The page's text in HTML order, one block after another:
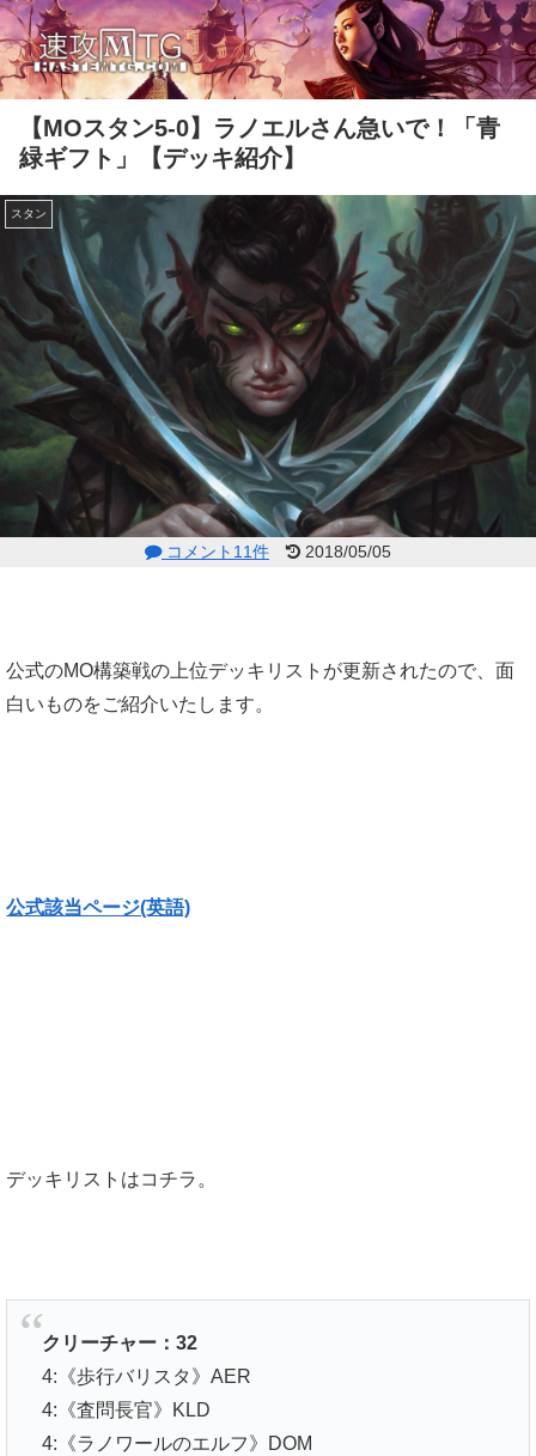
【MOスタン5-0】ラノエルさん急いで！「青
緑ギフト」【デッキ紹介】
スタン
コメント11件 2018/05/05
公式のMO構築戦の上位デッキリストが更新されたので、面
白いものをご紹介いたします。
公式該当ページ(英語)
デッキリストはコチラ。
クリーチャー：32
4:《歩行バリスタ》AER
4:《査問長官》KLD
4:《ラノワールのエルフ》DOM